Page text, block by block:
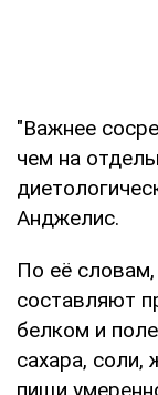
"Важнее
чем на
Анджелис.
По её
составляют
белком и
сахара, соли,
пищи